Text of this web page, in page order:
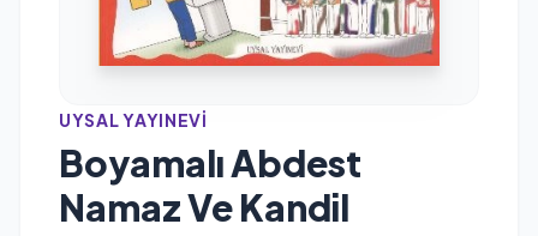
UYSAL YAYINEVI
Boyamalı Abdest
Namaz Ve Kandil